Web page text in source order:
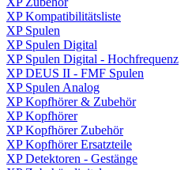
XP Kompatibilitätsliste
XP Spulen
XP Spulen Digital
XP Spulen Digital - Hochfrequenz
XP DEUS II - FMF Spulen
XP Spulen Analog
XP Kopfhörer & Zubehör
XP Kopfhörer
XP Kopfhörer Zubehör
XP Kopfhörer Ersatzteile
XP Detektoren - Gestänge